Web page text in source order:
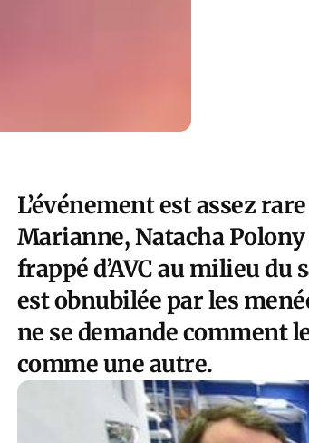
L’événement est assez
Marianne, Natacha
frappé d’AVC au milieu
est obnubilée par les
ne se demande comment
comme une autre.